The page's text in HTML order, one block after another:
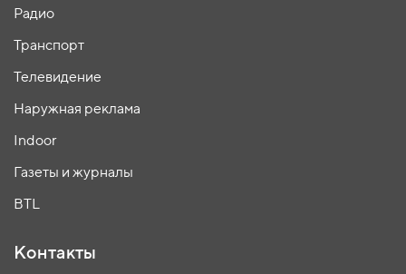
Радио
Транспорт
Телевидение
Наружная реклама
Indoor
Газеты и журналы
BTL
Контакты